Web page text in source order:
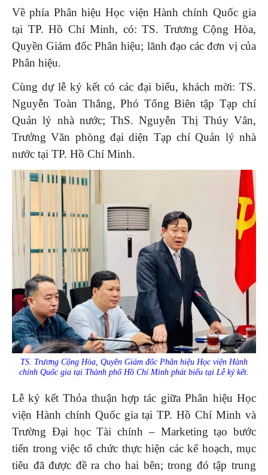
Về phía Phân hiệu Học viện Hành chính Quốc gia
tại TP. Hồ Chí Minh, có: TS. Trương Cộng Hòa,
Quyền Giám đốc Phân hiệu; lãnh đạo các đơn vị của
Phân hiệu.
Cùng dự lễ ký kết có các đại biểu, khách mời: TS.
Nguyễn Toàn Thắng, Phó Tổng Biên tập Tạp chí
Quản lý nhà nước; ThS. Nguyễn Thị Thúy Vân,
Trưởng Văn phòng đại diện Tạp chí Quản lý nhà
nước tại TP. Hồ Chí Minh.
TS. Trương Cộng Hòa, Quyền Giám đốc Phân hiệu Học viện Hành
chính Quốc gia tại Thành phố Hồ Chí Minh phát biểu tại Lễ ký kết.
Lễ ký kết Thỏa thuận hợp tác giữa Phân hiệu Học
viện Hành chính Quốc gia tại TP. Hồ Chí Minh và
Trường Đại học Tài chính – Marketing tạo bước
tiến trong việc tổ chức thực hiện các kế hoạch, mục
tiêu đã được đề ra cho hai bên; trong đó tập trung